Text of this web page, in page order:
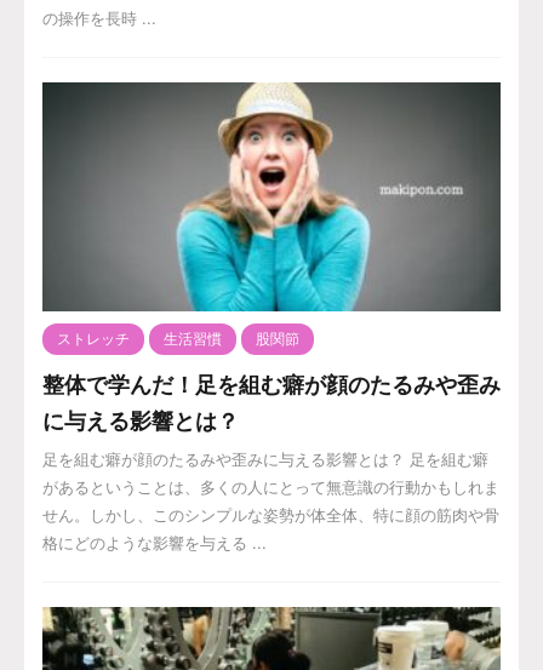
の操作を長時 ...
ストレッチ 生活習慣 股関節
整体で学んだ！足を組む癖が顔のたるみや歪み
に与える影響とは？
足を組む癖が顔のたるみや歪みに与える影響とは？ 足を組む癖
があるということは、多くの人にとって無意識の行動かもしれま
せん。しかし、このシンプルな姿勢が体全体、特に顔の筋肉や骨
格にどのような影響を与える ...